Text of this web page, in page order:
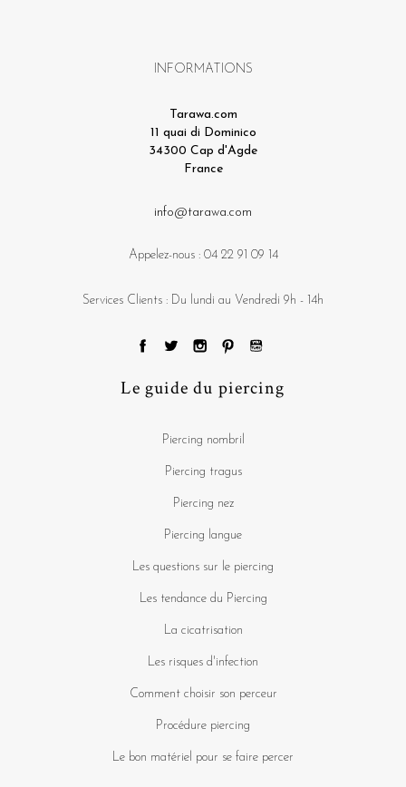
INFORMATIONS
Tarawa.com
11 quai di Dominico
34300 Cap d'Agde
France
info@tarawa.com
Appelez-nous : 04 22 91 09 14
Services Clients : Du lundi au Vendredi 9h - 14h
Le guide du piercing
Piercing nombril
Piercing tragus
Piercing nez
Piercing langue
Les questions sur le piercing
Les tendance du Piercing
La cicatrisation
Les risques d'infection
Comment choisir son perceur
Procédure piercing
Le bon matériel pour se faire percer